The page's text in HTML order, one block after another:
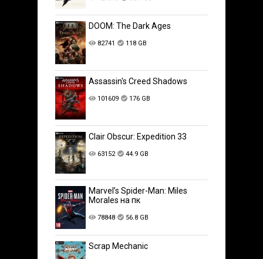
DOOM: The Dark Ages
82741 118 GB
Assassin's Creed Shadows
101609 176 GB
Clair Obscur: Expedition 33
63152 44.9 GB
Marvel’s Spider-Man: Miles
Morales на пк
78848 56.8 GB
Scrap Mechanic